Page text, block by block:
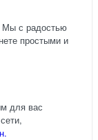
Мы с радостью
простыми и
для вас